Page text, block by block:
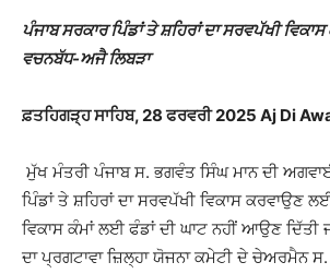
ਪੰਜਾਬ ਸਰਕਾਰ ਪਿੰਡਾਂ ਤੇ ਸ਼ਹਿਰਾਂ ਦਾ ਸਰਵਪੱਖੀ
ਵਚਨਬੱਧ-ਅਜੈ ਲਿਬੜਾ
ਫ਼ਤਹਿਗੜ੍ਹ ਸਾਹਿਬ, 28 ਫਰਵਰੀ 2025 Aj Di
ਮੁੱਖ ਮੰਤਰੀ ਪੰਜਾਬ ਸ. ਭਗਵੰਤ ਸਿੰਘ ਮਾਨ ਦੀ
ਪਿੰਡਾਂ ਤੇ ਸ਼ਹਿਰਾਂ ਦਾ ਸਰਵਪੱਖੀ ਵਿਕਾਸ ਕਰਵਾਉਣ
ਵਿਕਾਸ ਕੰਮਾਂ ਲਈ ਫੰਡਾਂ ਦੀ ਘਾਟ ਨਹੀਂ ਆਉਣ ਦਿੱਤੀ
ਦਾ ਪ੍ਰਗਟਾਵਾ ਜ਼ਿਲ੍ਹਾ ਯੋਜਨਾ ਕਮੇਟੀ ਦੇ ਚੇਅਰਮੈਨ